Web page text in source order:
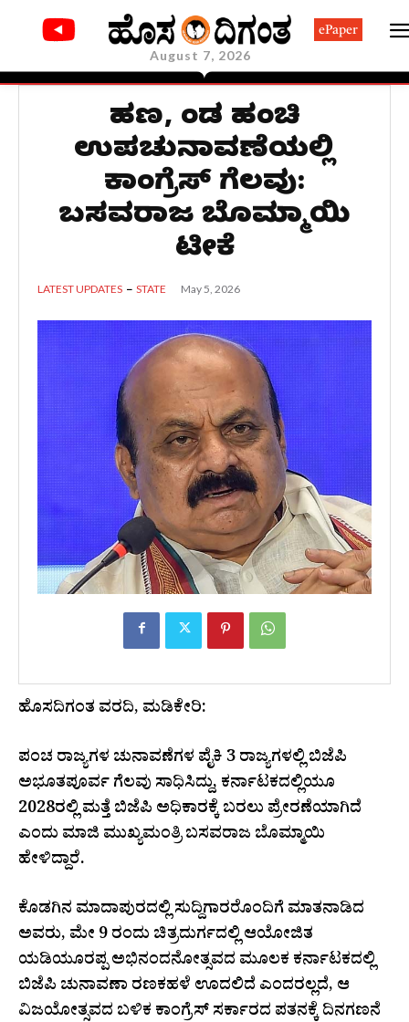
August 7, 2026
ePaper
ಹಣ, ಹೆಂಡ ಹಂಚಿ
ಉಪಚುನಾವಣೆಯಲ್ಲಿ
ಕಾಂಗ್ರೆಸ್ ಗೆಲವು:
ಬಸವರಾಜ ಬೊಮ್ಮಾಯಿ
ಟೀಕೆ
LATEST UPDATES STATE May 5, 2026
ಹೊಸದಿಗಂತ ವರದಿ, ಮಡಿಕೇರಿ:
ಪಂಚ ರಾಜ್ಯಗಳ ಚುನಾವಣೆಗಳ ಪೈಕಿ 3 ರಾಜ್ಯಗಳಲ್ಲಿ ಬಿಜೆಪಿ
ಅಭೂತಪೂರ್ವ ಗೆಲವು ಸಾಧಿಸಿದ್ದು, ಕರ್ನಾಟಕದಲ್ಲಿಯೂ
2028ರಲ್ಲಿ ಮತ್ತೆ ಬಿಜೆಪಿ ಅಧಿಕಾರಕ್ಕೆ ಬರಲು ಪ್ರೇರಣೆಯಾಗಿದೆ
ಎಂದು ಮಾಜಿ ಮುಖ್ಯಮಂತ್ರಿ ಬಸವರಾಜ ಬೊಮ್ಮಾಯಿ
ಹೇಳಿದ್ದಾರೆ.
ಕೊಡಗಿನ ಮಾದಾಪುರದಲ್ಲಿ ಸುದ್ದಿಗಾರರೊಂದಿಗೆ ಮಾತನಾಡಿದ
ಅವರು, ಮೇ 9 ರಂದು ಚಿತ್ರದುರ್ಗದಲ್ಲಿ ಆಯೋಜಿತ
ಯಡಿಯೂರಪ್ಪ ಅಭಿನಂದನೋತ್ಸವದ ಮೂಲಕ ಕರ್ನಾಟಕದಲ್ಲಿ
ಬಿಜೆಪಿ ಚುನಾವಣಾ ರಣಕಹಳೆ ಊದಲಿದೆ ಎಂದರಲ್ಲದೆ, ಆ
ವಿಜಯೋತ್ಸವದ ಬಳಿಕ ಕಾಂಗ್ರೆಸ್ ಸರ್ಕಾರದ ಪತನಕ್ಕೆ ದಿನಗಣನೆ